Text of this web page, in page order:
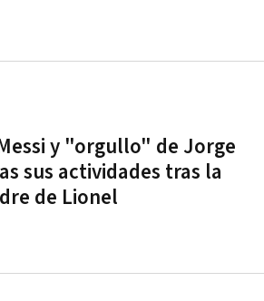
y "orgullo" de Jorge
sus actividades tras la
de Lionel